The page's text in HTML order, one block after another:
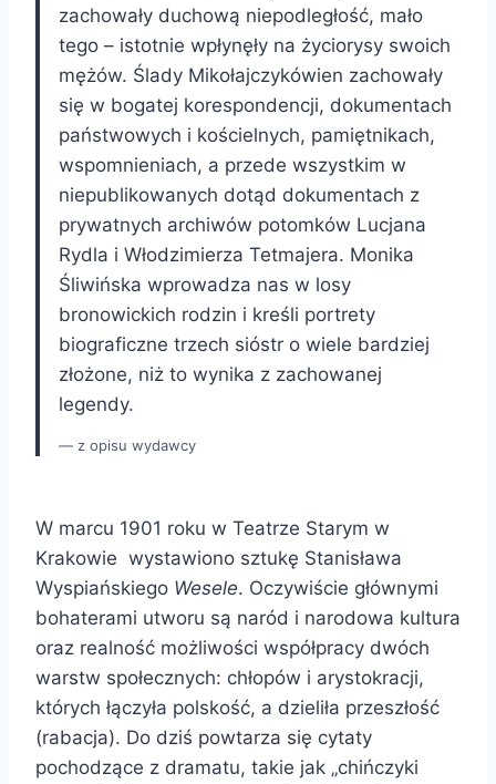
zachowały duchową niepodległość, mało
tego – istotnie wpłynęły na życiorysy swoich
mężów. Ślady Mikołajczykówien zachowały
się w bogatej korespondencji, dokumentach
państwowych i kościelnych, pamiętnikach,
wspomnieniach, a przede wszystkim w
niepublikowanych dotąd dokumentach z
prywatnych archiwów potomków Lucjana
Rydla i Włodzimierza Tetmajera. Monika
Śliwińska wprowadza nas w losy
bronowickich rodzin i kreśli portrety
biograficzne trzech sióstr o wiele bardziej
złożone, niż to wynika z zachowanej
legendy.
z opisu wydawcy
W marcu 1901 roku w Teatrze Starym w
Krakowie wystawiono sztukę Stanisława
Wyspiańskiego Wesele. Oczywiście głównymi
bohaterami utworu są naród i narodowa kultura
oraz realność możliwości współpracy dwóch
warstw społecznych: chłopów i arystokracji,
których łączyła polskość, a dzieliła przeszłość
(rabacja). Do dziś powtarza się cytaty
pochodzące z dramatu, takie jak „chińczyki